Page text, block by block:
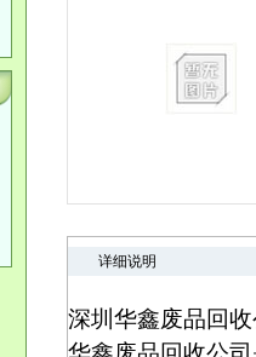
详细说明
深圳华鑫废品回收